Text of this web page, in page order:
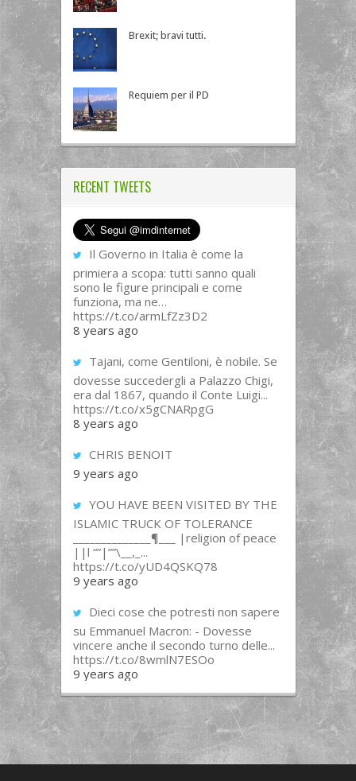
Brexit; bravi tutti.
Requiem per il PD
RECENT TWEETS
Il Governo in Italia è come la
primiera a scopa: tutti sanno quali
sono le figure principali e come
funziona, ma ne…
https://t.co/armLfZz3D2
8 years ago
Tajani, come Gentiloni, è nobile. Se
dovesse succedergli a Palazzo Chigi,
era dal 1867, quando il Conte Luigi...
https://t.co/x5gCNARpgG
8 years ago
CHRIS BENOIT
9 years ago
YOU HAVE BEEN VISITED BY THE
ISLAMIC TRUCK OF TOLERANCE
______________¶___ |religion of peace
||l “”|””\__,_...
https://t.co/yUD4QSKQ78
9 years ago
Dieci cose che potresti non sapere
su Emmanuel Macron: - Dovesse
vincere anche il secondo turno delle...
https://t.co/8wmlN7ESOo
9 years ago